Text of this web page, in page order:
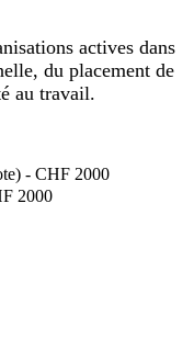
actives dans
du placement de
au travail.
- CHF 2000
2000